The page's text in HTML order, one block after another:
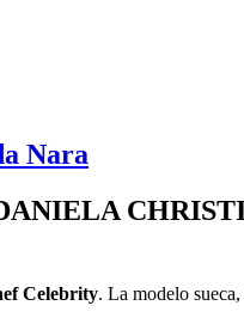
Nara
Celebrity. La modelo